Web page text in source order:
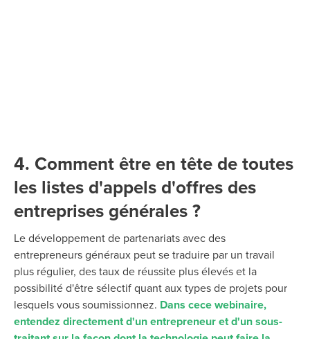
4. Comment être en tête de toutes
les listes d'appels d'offres des
entreprises générales ?
Le développement de partenariats avec des
entrepreneurs généraux peut se traduire par un travail
plus régulier, des taux de réussite plus élevés et la
possibilité d'être sélectif quant aux types de projets pour
lesquels vous soumissionnez. Dans cece webinaire,
entendez directementd'un entrepreneur et d'un sous-